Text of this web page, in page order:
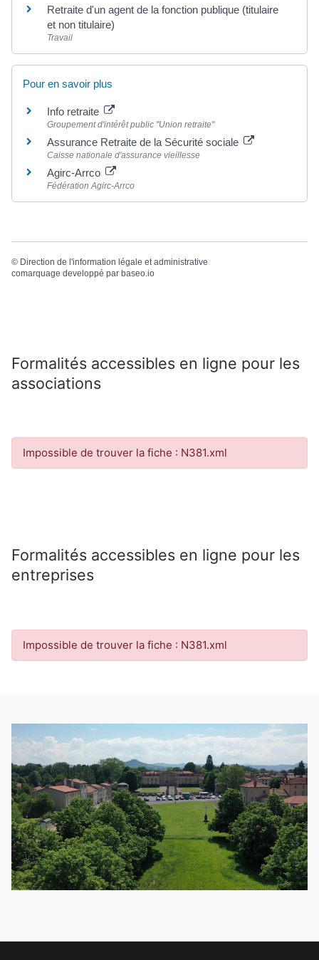
Retraite d'un agent de la fonction publique (titulaire
et non titulaire)
Travail
Pour en savoir plus
Info retraite
Groupement d'intérêt public "Union retraite"
Assurance Retraite de la Sécurité sociale
Caisse nationale d'assurance vieillesse
Agirc-Arrco
Fédération Agirc-Arrco
© Direction de l'information légale et administrative
comarquage developpé par baseo.io
Formalités accessibles en ligne pour les
associations
Impossible de trouver la fiche : N381.xml
Formalités accessibles en ligne pour les
entreprises
Impossible de trouver la fiche : N381.xml